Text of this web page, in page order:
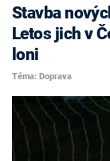
Stavba
Letos jich v
loni
Téma: Doprava